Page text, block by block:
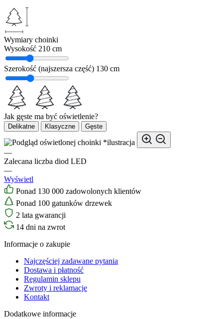
Wymiary choinki
Wysokość 210 cm
Szerokość (najszersza część) 130 cm
Jak gęste ma być oświetlenie?
Delikatne Klasyczne Gęste
*ilustracja
—
Zalecana liczba diod LED
—
Wyświetl
Ponad 130 000 zadowolonych klientów
Ponad 100 gatunków drzewek
2 lata gwarancji
14 dni na zwrot
Informacje o zakupie
Najczęściej zadawane pytania
Dostawa i płatność
Regulamin sklepu
Zwroty i reklamacje
Kontakt
Dodatkowe informacje